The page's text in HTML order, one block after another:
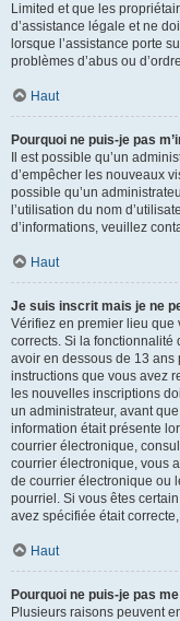
Limited et que les
d’assistance légale et ne
lorsque l’assistance porte
problèmes d’abus ou
Haut
Pourquoi ne puis-je pas
Il est possible qu’un
d’empêcher les nouveaux
possible qu’un
l’utilisation du nom
d’informations, veuillez
Haut
Je suis inscrit mais je ne
Vérifiez en premier lieu que
corrects. Si la fonctionnalité
avoir en dessous de 13 ans
instructions que vous avez
les nouvelles inscriptions
un administrateur, avant
information était présente
courrier électronique,
courrier électronique, vous
de courrier électronique ou
pourriel. Si vous êtes
avez spécifiée était
Haut
Pourquoi ne puis-je pas
Plusieurs raisons peuvent